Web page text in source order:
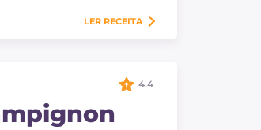
LER RECEITA
4.4